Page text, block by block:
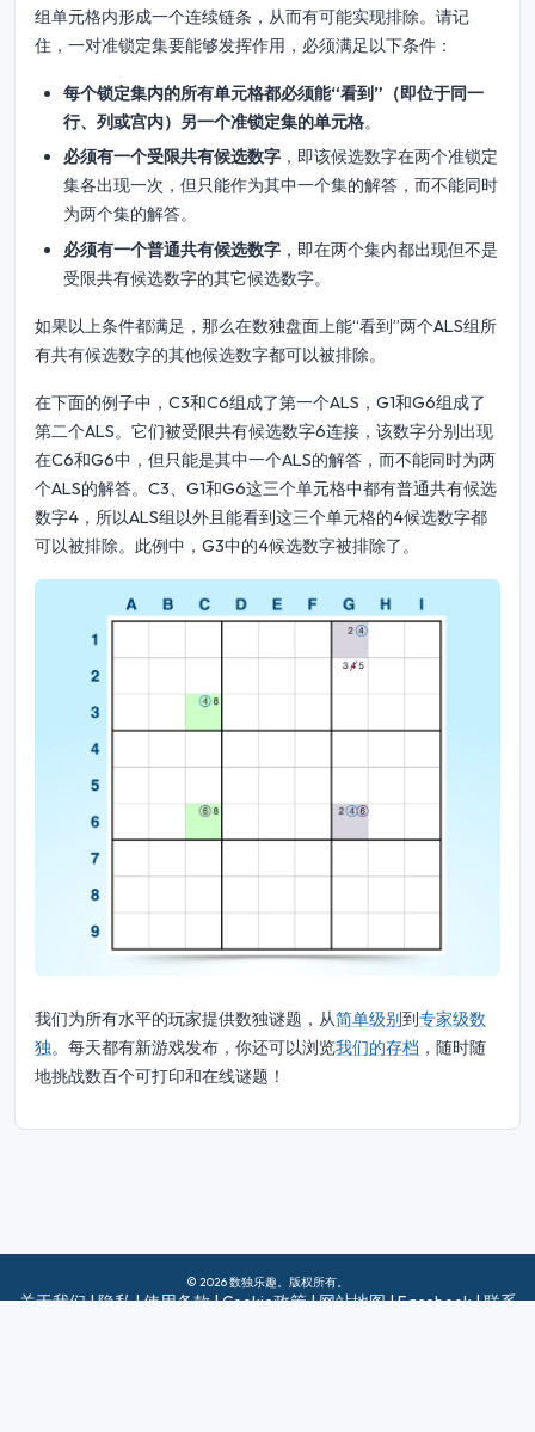
组单元格内形成一个连续链条，从而有可能实现排除。请记
住，一对准锁定集要能够发挥作用，必须满足以下条件：
每个锁定集内的所有单元格都必须能“看到”（即位于同一
行、列或宫内）另一个准锁定集的单元格。
必须有一个受限共有候选数字 ，即该候选数字在两个准锁定
集各出现一次，但只能作为其中一个集的解答，而不能同时
为两个集的解答。
必须有一个普通共有候选数字 ，即在两个集内都出现但不是
受限共有候选数字的其它候选数字。
如果以上条件都满足，那么在数独盘面上能“看到”两个ALS组所
有共有候选数字的其他候选数字都可以被排除。
在下面的例子中，C3和C6组成了第一个ALS，G1和G6组成了
第二个ALS。它们被受限共有候选数字6连接，该数字分别出现
在C6和G6中，但只能是其中一个ALS的解答，而不能同时为两
个ALS的解答。C3、G1和G6这三个单元格中都有普通共有候选
数字4，所以ALS组以外且能看到这三个单元格的4候选数字都
可以被排除。此例中，G3中的4候选数字被排除了。
我们为所有水平的玩家提供数独谜题，从简单级别到专家级数
独。每天都有新游戏发布，你还可以浏览我们的存档 ，随时随
地挑战数百个可打印和在线谜题！
© 2026 数独乐趣。版权所有。
关于我们|隐私|使用条款|Cookie政策|网站地图|Facebook|联系